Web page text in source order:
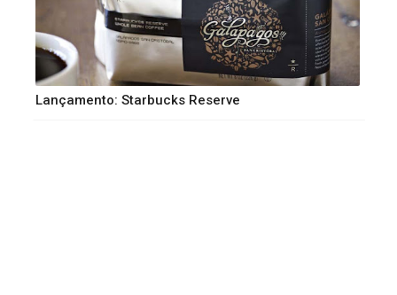
Lançamento: Starbucks Reserve